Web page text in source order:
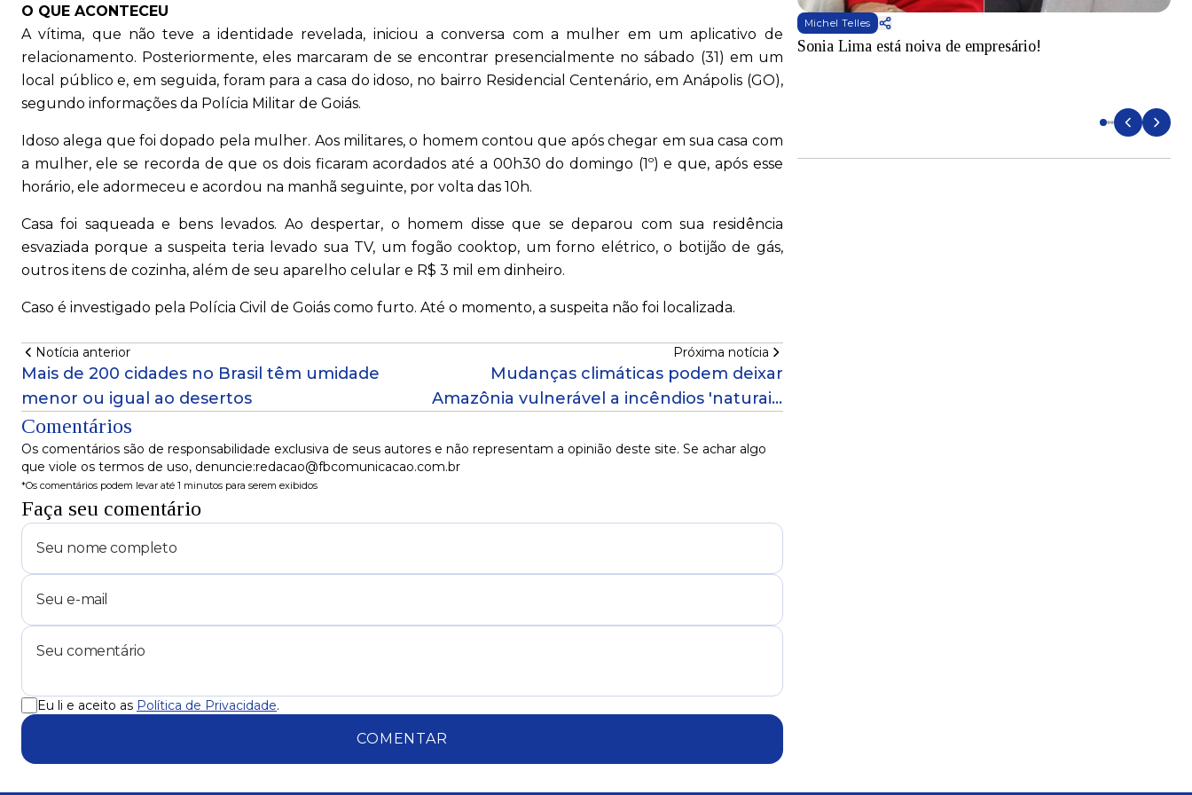
O QUE ACONTECEU
A vítima, que não teve a identidade revelada, iniciou a conversa com a mulher em um aplicativo de
relacionamento. Posteriormente, eles marcaram de se encontrar presencialmente no sábado (31) em um
local público e, em seguida, foram para a casa do idoso, no bairro Residencial Centenário, em Anápolis (GO),
segundo informações da Polícia Militar de Goiás.
Idoso alega que foi dopado pela mulher. Aos militares, o homem contou que após chegar em sua casa com
a mulher, ele se recorda de que os dois ficaram acordados até a 00h30 do domingo (1º) e que, após esse
horário, ele adormeceu e acordou na manhã seguinte, por volta das 10h.
Casa foi saqueada e bens levados. Ao despertar, o homem disse que se deparou com sua residência
esvaziada porque a suspeita teria levado sua TV, um fogão cooktop, um forno elétrico, o botijão de gás,
outros itens de cozinha, além de seu aparelho celular e R$ 3 mil em dinheiro.
Caso é investigado pela Polícia Civil de Goiás como furto. Até o momento, a suspeita não foi localizada.
Notícia anterior
Mais de 200 cidades no Brasil têm umidade
menor ou igual ao desertos
Próxima notícia
Mudanças climáticas podem deixar
Amazônia vulnerável a incêndios 'naturais'
Comentários
Os comentários são de responsabilidade exclusiva de seus autores e não representam a opinião deste site. Se achar algo
que viole os termos de uso, denuncie:redacao@fbcomunicacao.com.br
*Os comentários podem levar até 1 minutos para serem exibidos
Faça seu comentário
Eu li e aceito as Política de Privacidade.
COMENTAR
Michel Telles
Sonia Lima está noiva de empresário!